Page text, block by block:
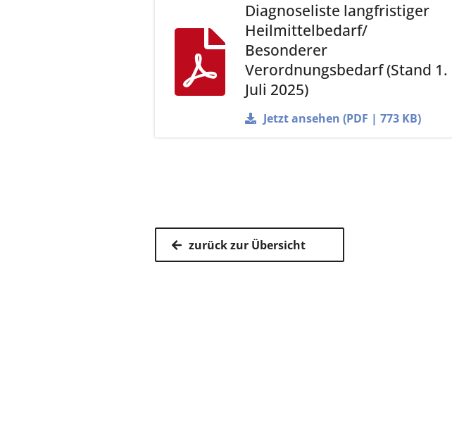
Diagnoseliste langfristiger
Heilmittelbedarf/
Besonderer
Verordnungsbedarf (Stand 1.
Juli 2025)
Jetzt ansehen (PDF | 773 KB)
zurück zur Übersicht